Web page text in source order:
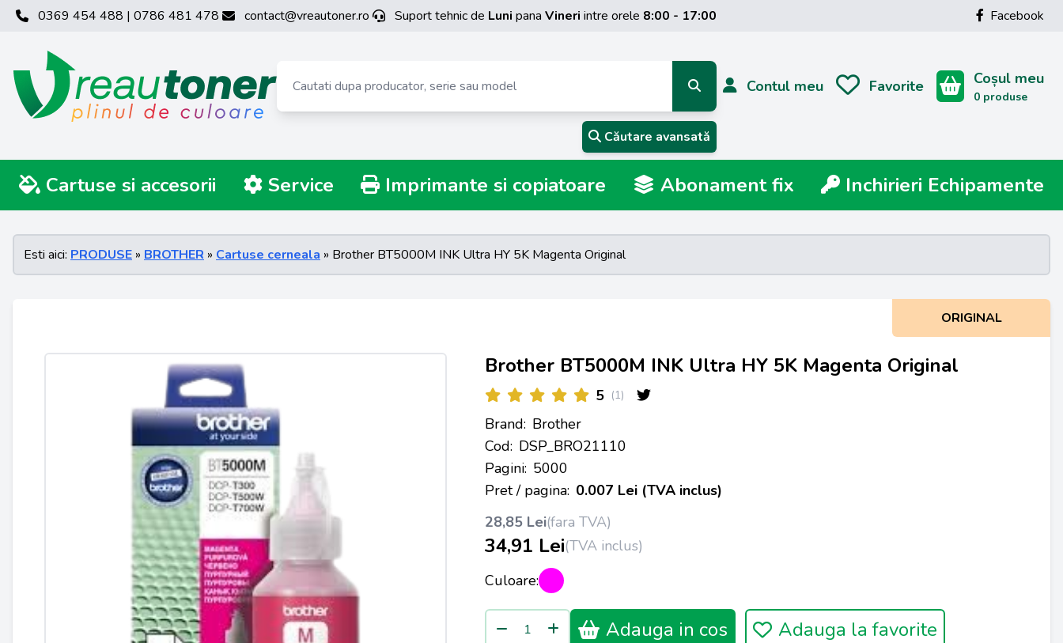
0369 454 488 | 0786 481 478 contact@vreautoner.ro Suport tehnic de Luni pana Vineri intre orele 8:00 - 17:00 Facebook
Căutare avansată
Contul meu Favorite Coșul meu
0 produse
Cartuse si accesorii Service Imprimante si copiatoare Abonament fix Inchirieri Echipamente
Esti aici: PRODUSE » BROTHER » Cartuse cerneala » Brother BT5000M INK Ultra HY 5K Magenta Original
ORIGINAL
Brother BT5000M INK Ultra HY 5K Magenta Original
5 (1)
Brand: Brother
Cod: DSP_BRO21110
Pagini: 5000
Pret / pagina: 0.007 Lei (TVA inclus)
28,85 Lei(fara TVA)
34,91 Lei(TVA inclus)
Culoare:
Adauga in cos Adauga la favorite